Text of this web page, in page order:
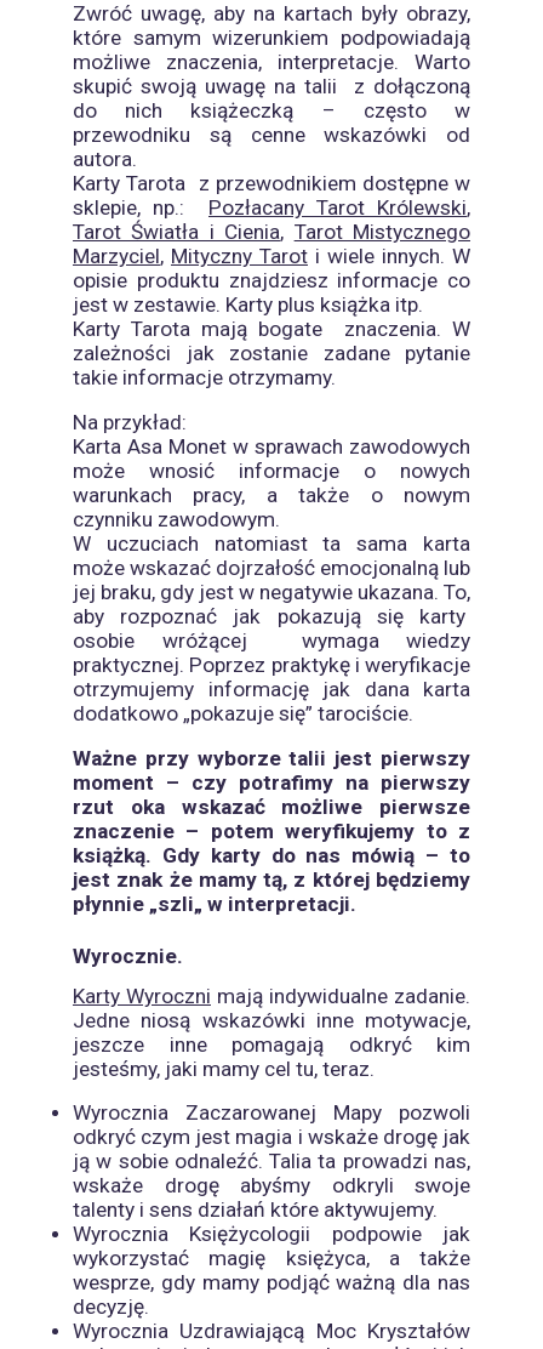
Zwróć uwagę, aby na kartach były obrazy,
które samym wizerunkiem podpowiadają
możliwe znaczenia, interpretacje. Warto
skupić swoją uwagę na talii
z dołączoną
do nich książeczką – często w
przewodniku są cenne wskazówki od
autora.
Karty Tarota z przewodnikiem dostępne w
sklepie, np.:
Pozłacany Tarot Królewski,
Tarot Światła i Cienia, Tarot Mistycznego
Marzyciel, Mityczny Tarot i wiele innych. W
opisie produktu znajdziesz informacje co
jest w zestawie. Karty plus książka itp.
Karty Tarota mają bogate
znaczenia. W
zależności jak zostanie zadane pytanie
takie informacje otrzymamy.
Na przykład:
Karta Asa Monet w sprawach zawodowych
może wnosić informacje o nowych
warunkach pracy, a także o nowym
czynniku zawodowym.
W uczuciach natomiast ta sama karta
może wskazać dojrzałość emocjonalną lub
jej braku, gdy jest w negatywie ukazana. To,
aby rozpoznać jak pokazują się karty
osobie wróżącej
wymaga wiedzy
praktycznej. Poprzez praktykę i weryfikacje
otrzymujemy informację jak dana karta
dodatkowo „pokazuje się” tarociście.
Ważne przy wyborze talii jest pierwszy
moment – czy potrafimy na pierwszy
rzut oka wskazać możliwe pierwsze
znaczenie – potem weryfikujemy to z
książką. Gdy karty do nas mówią – to
jest znak że mamy tą, z której będziemy
płynnie „szli„ w interpretacji.
Wyrocznie.
Karty Wyroczni mają indywidualne zadanie.
Jedne niosą wskazówki inne motywacje,
jeszcze inne pomagają odkryć kim
jesteśmy, jaki mamy cel tu, teraz.
Wyrocznia Zaczarowanej Mapy pozwoli
odkryć czym jest magia i wskaże drogę jak
ją w sobie odnaleźć. Talia ta prowadzi nas,
wskaże drogę abyśmy odkryli swoje
talenty i sens działań które aktywujemy.
Wyrocznia Księżycologii podpowie jak
wykorzystać magię księżyca, a także
wesprze, gdy mamy podjąć ważną dla nas
decyzję.
Wyrocznia Uzdrawiającą Moc Kryształów